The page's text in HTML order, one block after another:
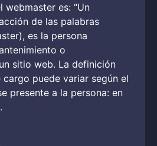
webmaster es: “Un
de las palabras
es la persona
o
sitio web. La definición
puede variar según el
presente a la persona: en